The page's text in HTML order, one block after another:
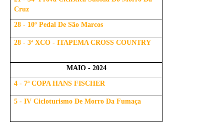
Cruz
28 - 10º Pedal De São Marcos
28 - 3ª XCO - ITAPEMA CROSS COUNTRY
MAIO - 2024
4 - 7ª COPA HANS FISCHER
5 - IV Cicloturismo De Morro Da Fumaça